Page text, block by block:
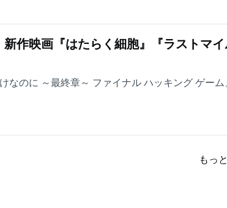
作映画『はたらく細胞』『ラストマイ
なのに ～最終章～ ファイナル ハッキング ゲー
もっ